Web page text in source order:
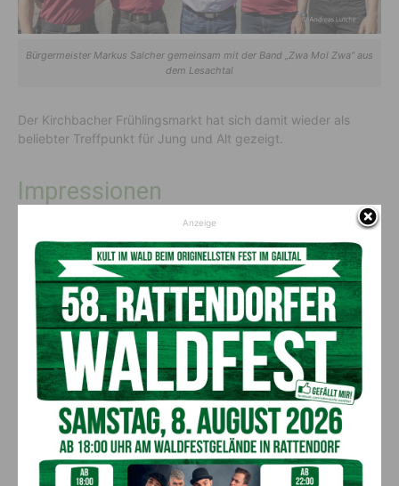
Bürgermeister Markus Salcher gemeinsam mit der Band „Zwa Mol Zwa“ aus
dem Lesachtal
Der Kirchbacher Frühlingsmarkt hat sich damit wieder als
beliebter Treffpunkt für Jung und Alt gezeigt.
Impressionen
Anzeige